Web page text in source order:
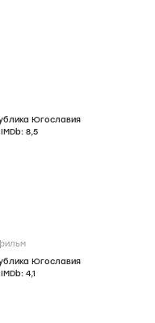
Югославия
IMDb: 8,5
Югославия
IMDb: 4,1